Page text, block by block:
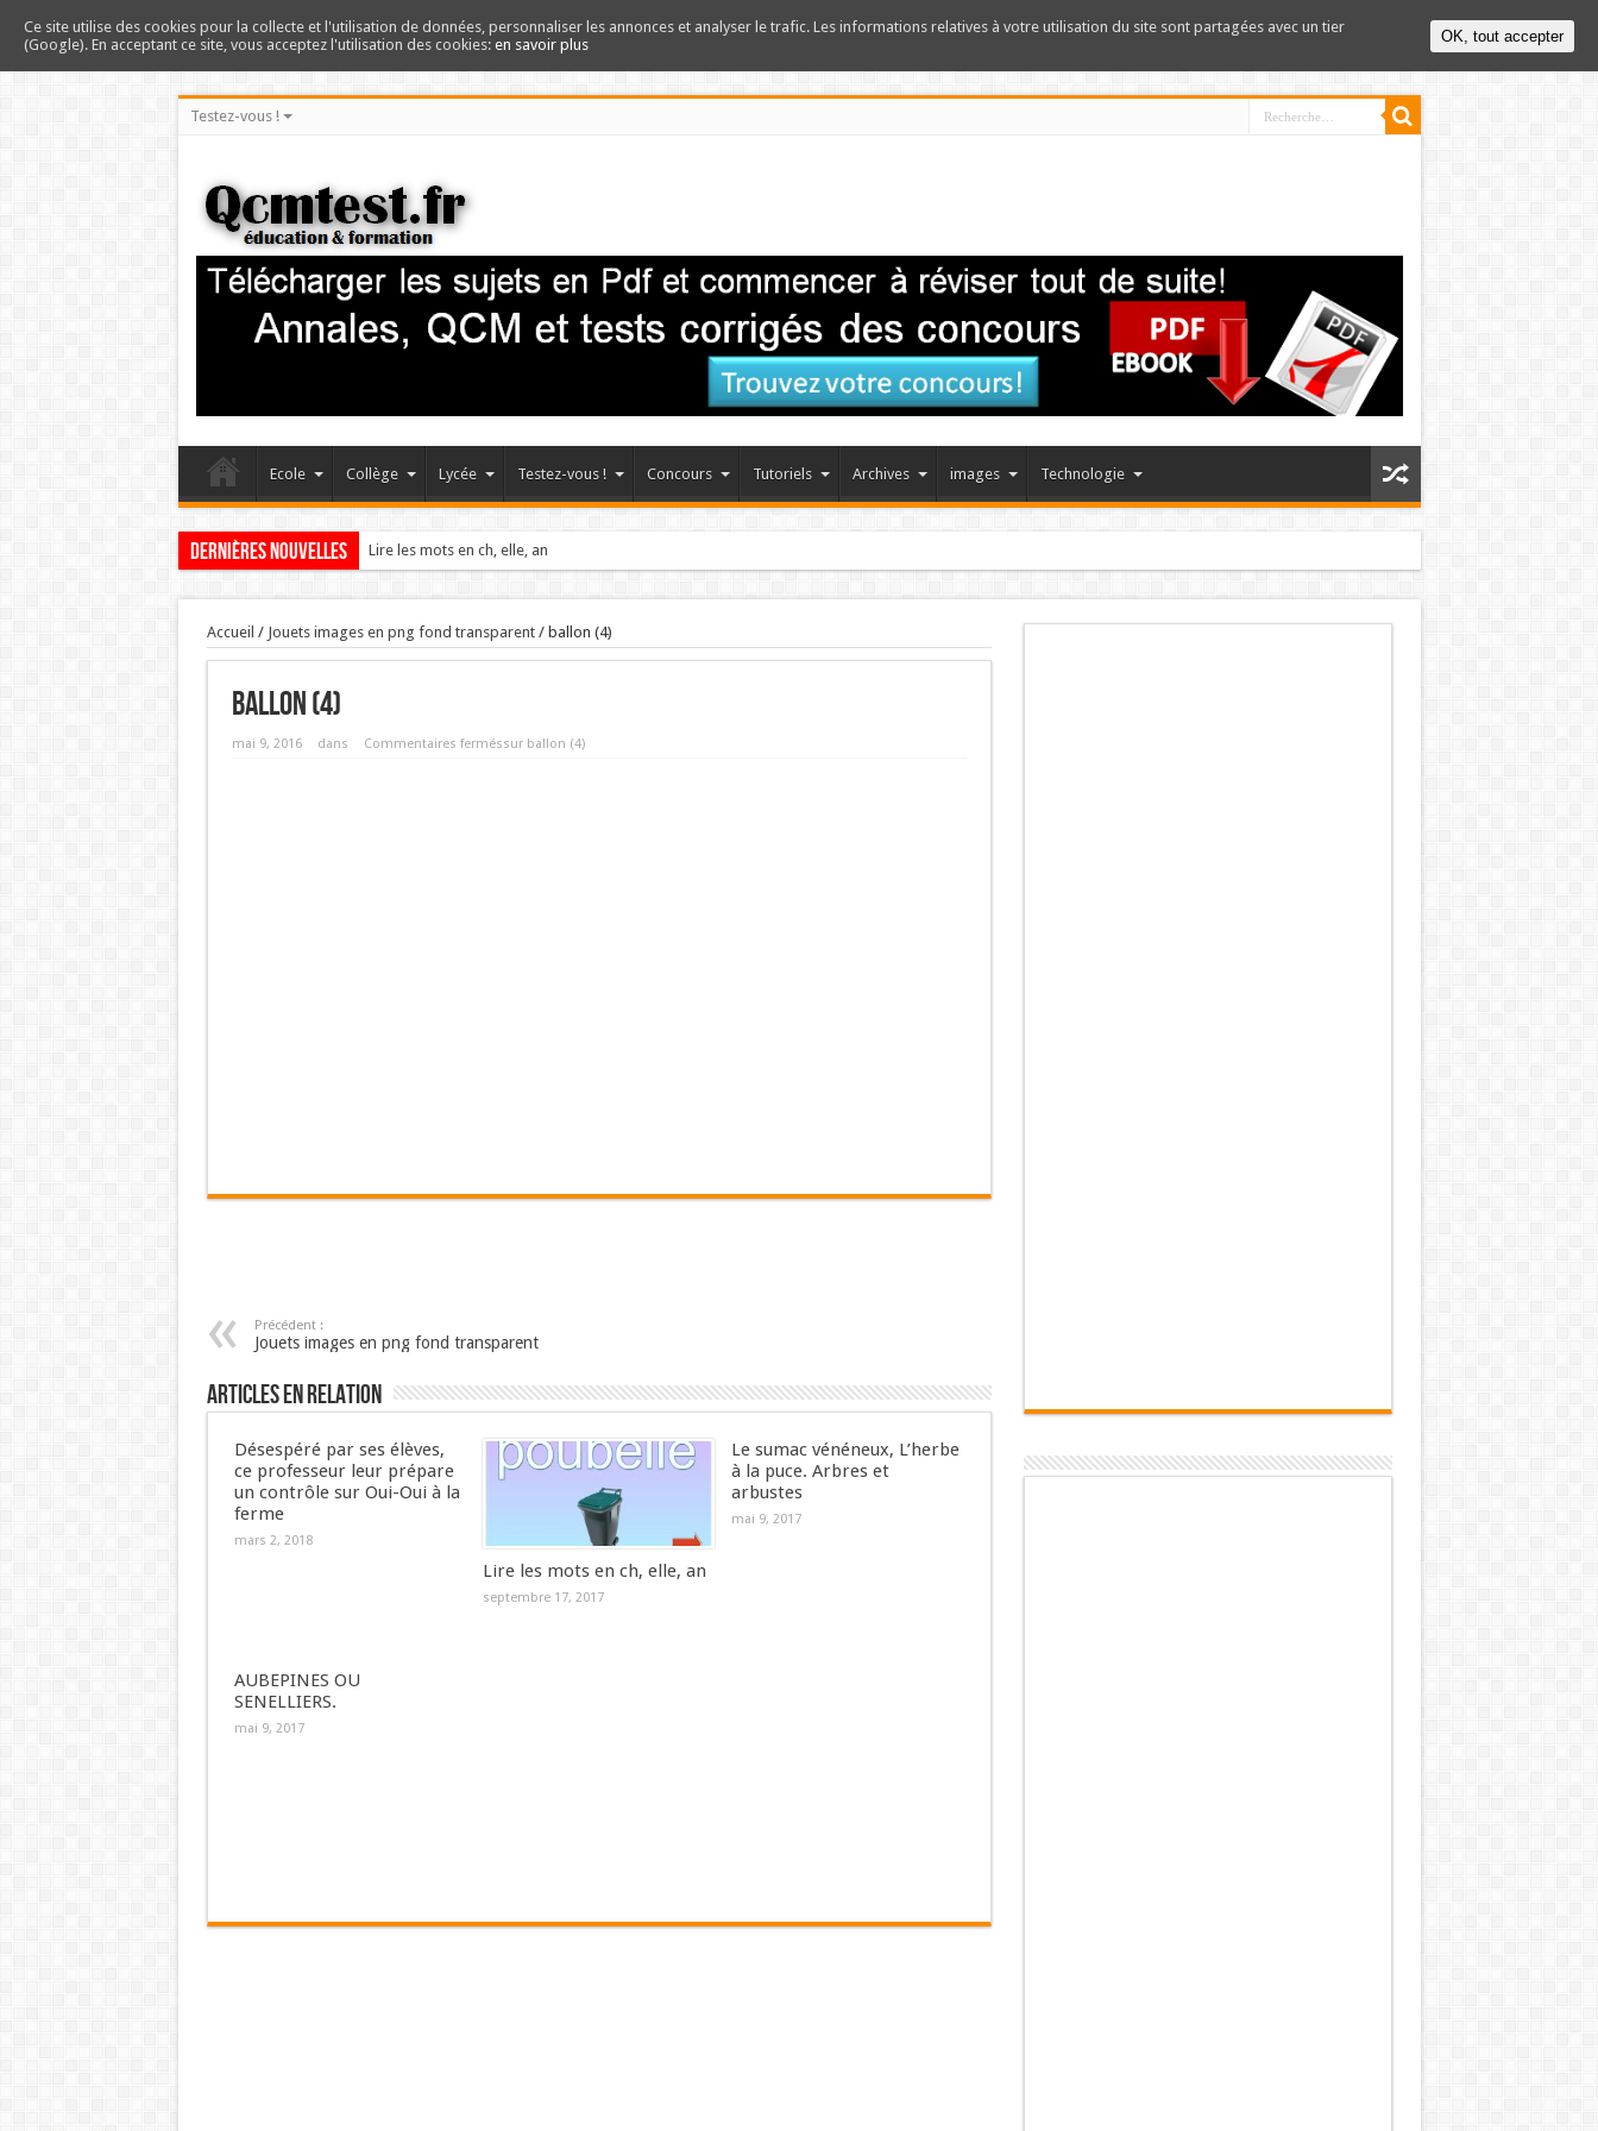
Testez-vous !
Ecole Collège Lycée Testez-vous ! Concours Tutoriels Archives images Technologie
Dernières nouvelles Lire les mots en ch, elle, an
Accueil / Jouets images en png fond transparent/ ballon (4)
ballon (4)
mai 9, 2016 dans Commentaires ferméssur ballon (4)
Précédent :
Jouets images en png fond transparent
Articles en relation
Désespéré par ses élèves,
ce professeur leur prépare
un contrôle sur Oui-Oui à la
ferme
mars 2, 2018
Lire les mots en ch, elle, an
septembre 17, 2017
Le sumac vénéneux, L’herbe
à la puce. Arbres et
arbustes
mai 9, 2017
AUBEPINES OU
SENELLIERS.
mai 9, 2017
Ce site utilise des cookies pour la collecte et l'utilisation de données, personnaliser les annonces et analyser le trafic. Les informations relatives à votre utilisation du site sont partagées avec un tier
(Google). En acceptant ce site, vous acceptez l'utilisation des cookies: en savoir plus OK, tout accepter